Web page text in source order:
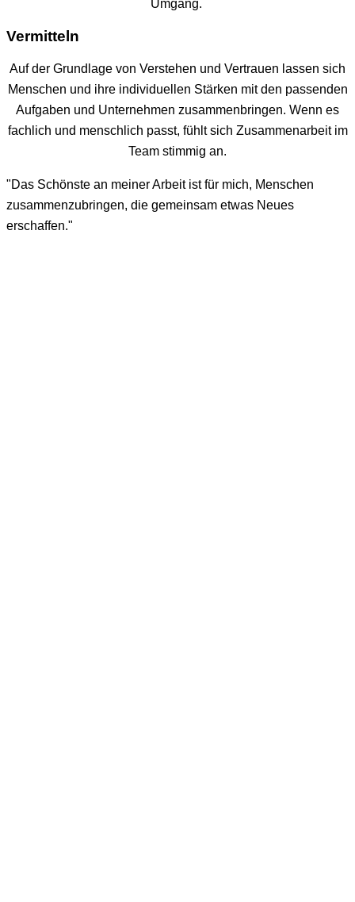
Umgang.
Vermitteln
Auf der Grundlage von Verstehen und Vertrauen lassen sich
Menschen und ihre individuellen Stärken mit den passenden
Aufgaben und Unternehmen zusammenbringen. Wenn es
fachlich und menschlich passt, fühlt sich Zusammenarbeit im
Team stimmig an.
"Das Schönste an meiner Arbeit ist für mich, Menschen
zusammenzubringen, die gemeinsam etwas Neues
erschaffen."